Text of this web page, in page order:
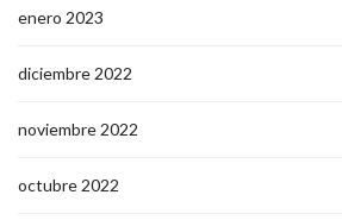
enero 2023
diciembre 2022
noviembre 2022
octubre 2022